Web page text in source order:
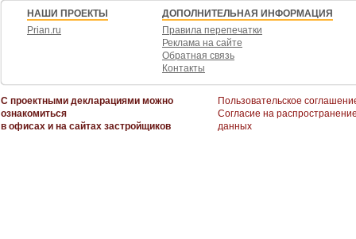
НАШИ ПРОЕКТЫ
Prian.ru
ДОПОЛНИТЕЛЬНАЯ ИНФОРМАЦИЯ
Правила перепечатки
Реклама на сайте
Обратная связь
Контакты
С проектными декларациями можно
ознакомиться
в офисах и на сайтах застройщиков
Пользовательское
Согласие на
данных